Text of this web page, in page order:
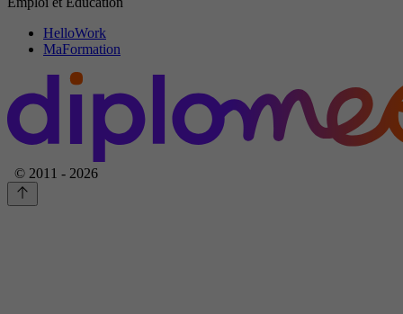
HelloWork
MaFormation
© 2011 - 2026